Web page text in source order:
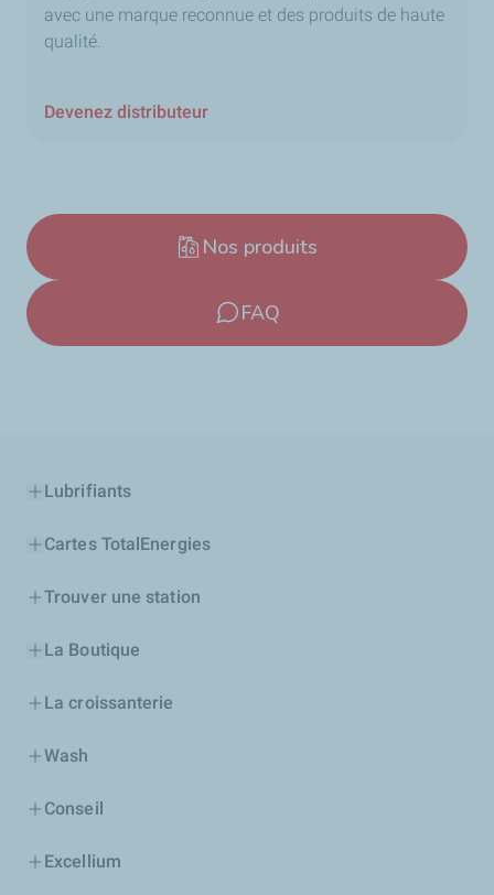
avec une marque reconnue et des produits de haute
qualité.
Devenez distributeur
Nos produits
FAQ
Lubrifiants
Cartes TotalEnergies
Trouver une station
La Boutique
La croissanterie
Wash
Conseil
Excellium